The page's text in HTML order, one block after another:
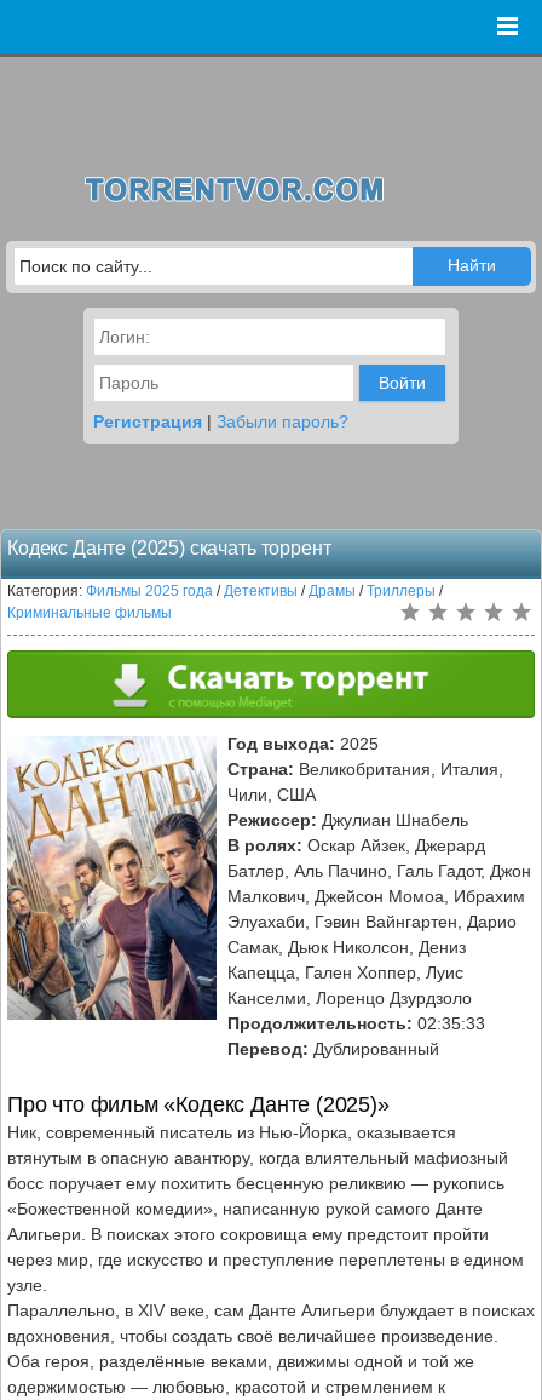
Войти
Регистрация | Забыли пароль?
Кодекс Данте (2025) скачать торрент
Категория: Фильмы 2025 года /Детективы /Драмы /Триллеры /
Криминальные фильмы
Год выхода: 2025
Страна: Великобритания, Италия,
Чили, США
Режиссер: Джулиан Шнабель
В ролях: Оскар Айзек, Джерард
Батлер, Аль Пачино, Галь Гадот, Джон
Малкович, Джейсон Момоа, Ибрахим
Элуахаби, Гэвин Вайнгартен, Дарио
Самак, Дьюк Николсон, Дениз
Капецца, Гален Хоппер, Луис
Канселми, Лоренцо Дзурдзоло
Продолжительность: 02:35:33
Перевод: Дублированный
Про что фильм «Кодекс Данте (2025)»
Ник, современный писатель из Нью-Йорка, оказывается
втянутым в опасную авантюру, когда влиятельный мафиозный
босс поручает ему похитить бесценную реликвию — рукопись
«Божественной комедии», написанную рукой самого Данте
Алигьери. В поисках этого сокровища ему предстоит пройти
через мир, где искусство и преступление переплетены в едином
узле.
Параллельно, в XIV веке, сам Данте Алигьери блуждает в поисках
вдохновения, чтобы создать своё величайшее произведение.
Оба героя, разделённые веками, движимы одной и той же
одержимостью — любовью, красотой и стремлением к